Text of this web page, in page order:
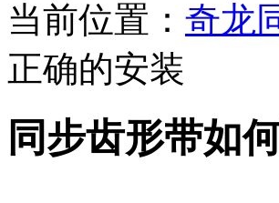
当前位置： 奇龙
正确的安装
同步齿形带如